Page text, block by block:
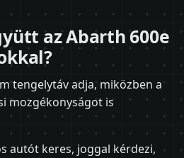
az Abarth 600e
tengelytáv adja, miközben a
mozgékonyságot is
autót keres, joggal kérdezi,